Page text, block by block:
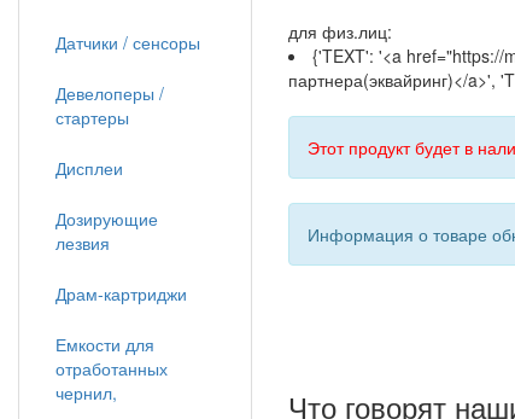
для физ.лиц:
{'TEXT': '<a href="https://
партнера(эквайринг)</a>',
Этот продукт будет в
Информация о товаре
Что говорят
Датчики / сенсоры
Девелоперы /
стартеры
Дисплеи
Дозирующие
лезвия
Драм-картриджи
Емкости для
отработанных
чернил,